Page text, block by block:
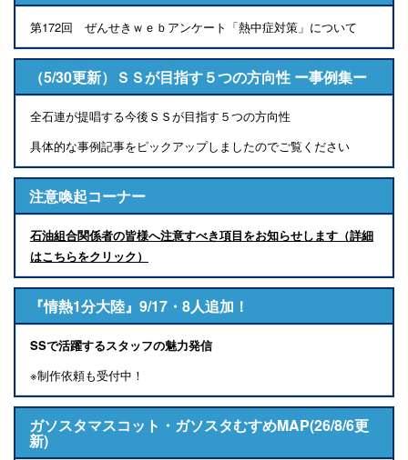
第172回 ぜんせきｗｅｂアンケート「熱中症対策」について
（5/30更新）ＳＳが目指す５つの方向性 ー事例集ー
全石連が提唱する今後ＳＳが目指す５つの方向性
具体的な事例記事をピックアップしましたのでご覧ください
注意喚起コーナー
石油組合関係者の皆様へ注意すべき項目をお知らせします（詳細
はこちらをクリック）
『情熱1分大陸』9/17・8人追加！
SSで活躍するスタッフの魅力発信
※制作依頼も受付中！
ガソスタマスコット・ガソスタむすめMAP(26/8/6更
新)